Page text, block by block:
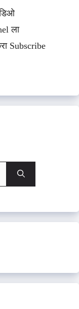
ला
Subscribe